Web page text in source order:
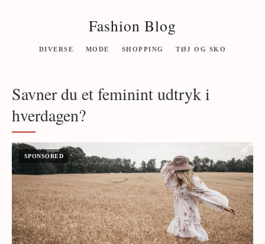
Fashion Blog
DIVERSE MODE SHOPPING TØJ OG SKO
Savner du et feminint udtryk i
hverdagen?